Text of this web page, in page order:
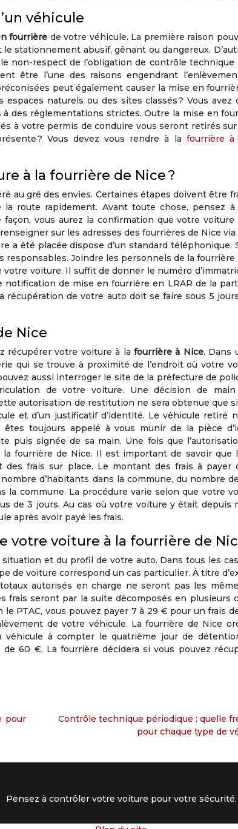
véhicule
fourrière de votre véhicule. La première raison
stationnement abusif, gênant ou dangereux.
non-respect de l’obligation de contrôle technique
être l’une des raisons engendrant
peut également causer la mise en
naturels ou des sites classés ? Vous avez
des réglementations strictes. Outre la mise en
à votre permis de conduire vous seront retirés sur
? Vous devez vous rendre à la fourrière à
à la fourrière de Nice ?
au gré des envies. Certaines étapes doivent être
route rapidement. Avant toute chose, pensez à
vous aurez la confirmation que votre
sur les adresses des fourrières de Nice
a été placée dispose d’un standard téléphonique.
responsables. Joindre les personnels de la fourrière
votre voiture. Il suffit de donner le numéro
de mise en fourrière en LRAR de la part
récupération de votre auto doit se faire sous 5
Nice
récupérer votre voiture à lafourrière à Nice. Dans
qui se trouve à proximité de l’endroit où votre
aussi interroger le site de la préfecture de
de votre voiture. Une décision de
autorisation de restitution ne sera obtenue que
et d’un justificatif d’identité. Le véhicule retiré
toujours appelé à vous munir de la pièce
puis signée de sa main. Une fois que
fourrière de Nice. Il est important de savoir que
des frais sur place. Le montant des frais à payer
d’habitants dans la commune, du nombre
commune. La procédure varie selon que votre
de 3 jours. Au cas où votre voiture y était depuis
après avoir payé les frais.
votre voiture à la fourrière de
et du profil de votre auto. Dans tous les
de voiture correspond un cas particulier. À titre
autorisés en charge ne seront pas les
frais seront par la suite décomposés en plusieurs
PTAC, vous pouvez payer 7 à 29 € pour un frais
de votre véhicule. La fourrière de Nice
à compter le quatrième jour de
60 €. La fourrière décidera si vous pouvez
pour
Contrôle technique périodique : quelle
pour chaque type de
Pensez à contrôler votre voiture pour votre sécurité.